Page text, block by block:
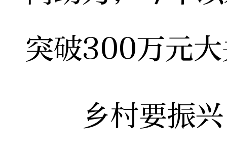
突破300万元
乡村要振兴